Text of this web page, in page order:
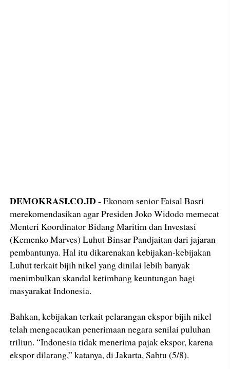
DEMOKRASI.CO.ID - Ekonom senior Faisal Basri
merekomendasikan agar Presiden Joko Widodo memecat
Menteri Koordinator Bidang Maritim dan Investasi
(Kemenko Marves) Luhut Binsar Pandjaitan dari jajaran
pembantunya. Hal itu dikarenakan kebijakan-kebijakan
Luhut terkait bijih nikel yang dinilai lebih banyak
menimbulkan skandal ketimbang keuntungan bagi
masyarakat Indonesia.
Bahkan, kebijakan terkait pelarangan ekspor bijih nikel
telah mengacaukan penerimaan negara senilai puluhan
triliun. “Indonesia tidak menerima pajak ekspor, karena
ekspor dilarang,” katanya, di Jakarta, Sabtu (5/8).